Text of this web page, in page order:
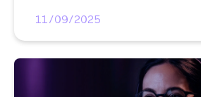
11/09/2025